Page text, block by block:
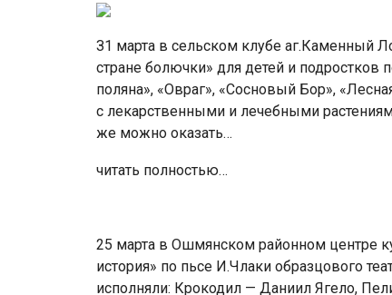
З1 марта в сельском клубе аг.Каменный
стране болючки» для детей и подростков
поляна», «Овраг», «Сосновый Бор»,
с лекарственными и лечебными
же можно оказать…
читать полностью…
25 марта в Ошмянском районном центре
история» по пьсе И.Члаки образцового
исполняли: Крокодил — Даниил Ягело,